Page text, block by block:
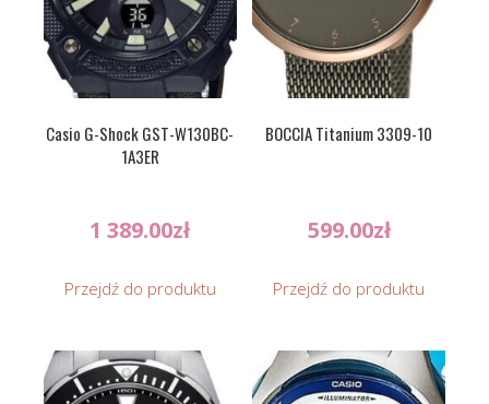
Casio G-Shock GST-W130BC-
1A3ER
1 389.00zł
Przejdź do produktu
BOCCIA Titanium 3309-10
599.00zł
Przejdź do produktu